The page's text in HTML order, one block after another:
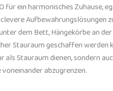
für ein harmonisches Zuhause,
Aufbewahrungslösungen
dem Bett, Hängekörbe an
Stauraum geschaffen
als Stauraum dienen, sondern
abzugrenzen.